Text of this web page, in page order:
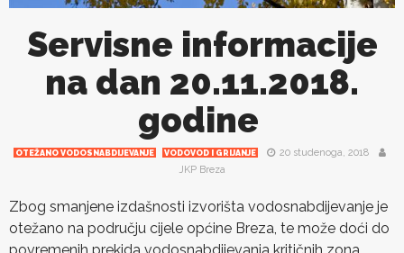
Servisne informacije
na dan 20.11.2018.
godine
OTEŽANO VODOSNABDIJEVANJE VODOVOD I GRIJANJE
20 studenoga, 2018
JKP Breza
Zbog smanjene izdašnosti izvorišta vodosnabdijevanje je
otežano na području cijele općine Breza, te može doći do